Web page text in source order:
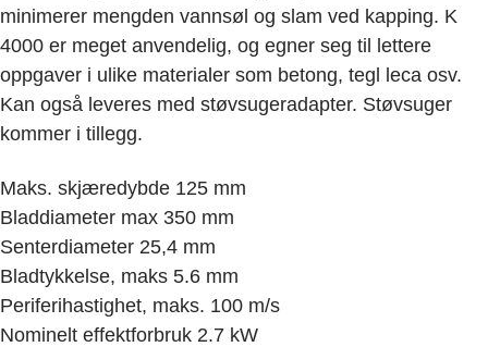
minimerer mengden vannsøl og slam ved kapping. K
4000 er meget anvendelig, og egner seg til lettere
oppgaver i ulike materialer som betong, tegl leca osv.
Kan også leveres med støvsugeradapter. Støvsuger
kommer i tillegg.
Maks. skjæredybde 125 mm
Bladdiameter max 350 mm
Senterdiameter 25,4 mm
Bladtykkelse, maks 5.6 mm
Periferihastighet, maks. 100 m/s
Nominelt effektforbruk 2.7 kW